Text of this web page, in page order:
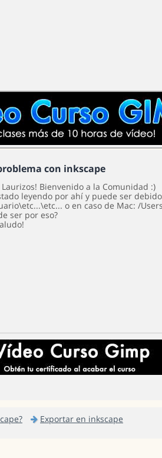
con inkscape
Laurizos! Bienvenido a la Comunidad :)
leyendo por ahí y puede ser
o en caso de Mac: /
ser por eso?
Exportar en inkscape